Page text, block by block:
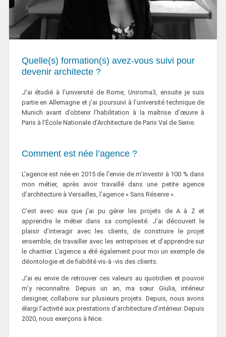
Quelle(s) formation(s) avez-vous suivi pour
devenir architecte ?
J’ai étudié à l’université de Rome, Uniroma3, ensuite je suis
partie en Allemagne et j’ai poursuivi à l’université technique de
Munich avant d’obtenir l’habilitation à la maîtrise d’œuvre à
Paris à l’École Nationale d’Architecture de Paris Val de Seine.
Comment est née l’agence ?
L’agence est née en 2015 de l’envie de m’investir à 100 % dans
mon métier, après avoir travaillé dans une petite agence
d’architecture à Versailles, l’agence « Sans Réserve ».
C’est avec eux que j’ai pu gérer les projets de A à Z et
apprendre le métier dans sa complexité. J’ai découvert le
plaisir d’interagir avec les clients, de construire le projet
ensemble, de travailler avec les entreprises et d’apprendre sur
le chantier. L’agence a été également pour moi un exemple de
déontologie et de fiabilité vis-à -vis des clients.
J’ai eu envie de retrouver ces valeurs au quotidien et pouvoir
m’y reconnaître. Depuis un an, ma sœur Giulia, intérieur
designer, collabore sur plusieurs projets. Depuis, nous avons
élargi l’activité aux prestations d’architecture d’intérieur. Depuis
2020, nous exerçons à Nice.